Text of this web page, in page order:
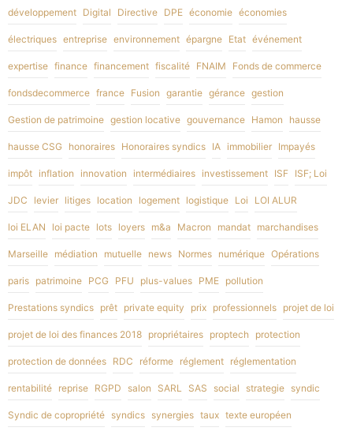
développement Digital Directive DPE économie économies
électriques entreprise environnement épargne Etat événement
expertise finance financement fiscalité FNAIM Fonds de commerce
fondsdecommerce france Fusion garantie gérance gestion
Gestion de patrimoine gestion locative gouvernance Hamon hausse
hausse CSG honoraires Honoraires syndics IA immobilier Impayés
impôt inflation innovation intermédiaires investissement ISF ISF; Loi
JDC levier litiges location logement logistique Loi LOI ALUR
loi ELAN loi pacte lots loyers m&a Macron mandat marchandises
Marseille médiation mutuelle news Normes numérique Opérations
paris patrimoine PCG PFU plus-values PME pollution
Prestations syndics prêt private equity prix professionnels projet de loi
projet de loi des finances 2018 propriétaires proptech protection
protection de données RDC réforme réglement réglementation
rentabilité reprise RGPD salon SARL SAS social strategie syndic
Syndic de copropriété syndics synergies taux texte européen